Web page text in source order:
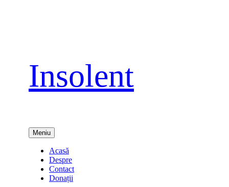
Insolent
Meniu
Acasă
Despre
Contact
Donații